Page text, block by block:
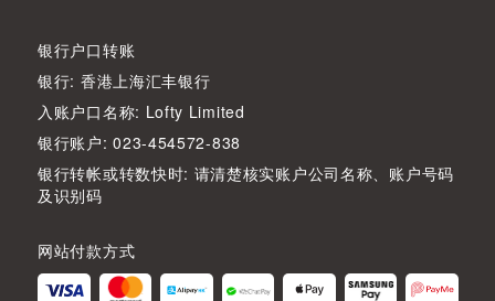
银行户口转账
银行: 香港上海汇丰银行
入账户口名称: Lofty Limited
银行账户: 023-454572-838
银行转帐或转数快时: 请清楚核实账户公司名称、账户号码
及识别码
网站付款方式